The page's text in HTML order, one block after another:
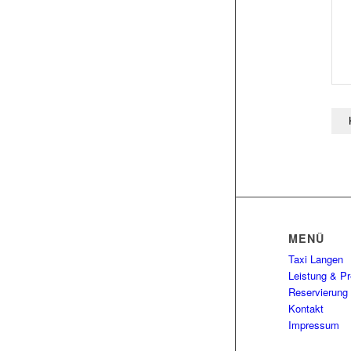
MENÜ
Taxi Langen
Leistung &
Reservierung
Kontakt
Impressum